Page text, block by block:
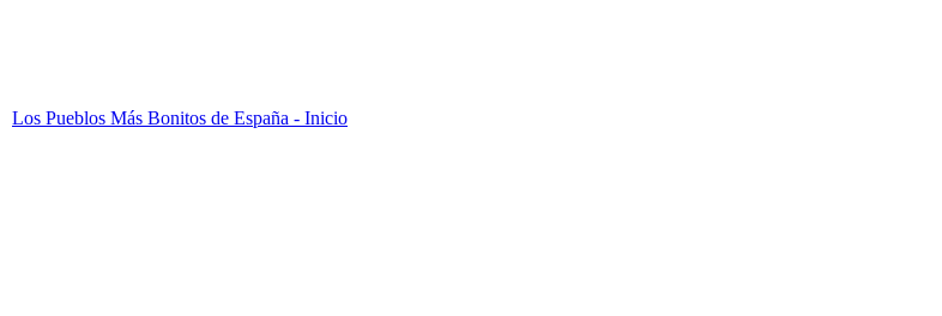
Los Pueblos Más Bonitos de España - Inicio